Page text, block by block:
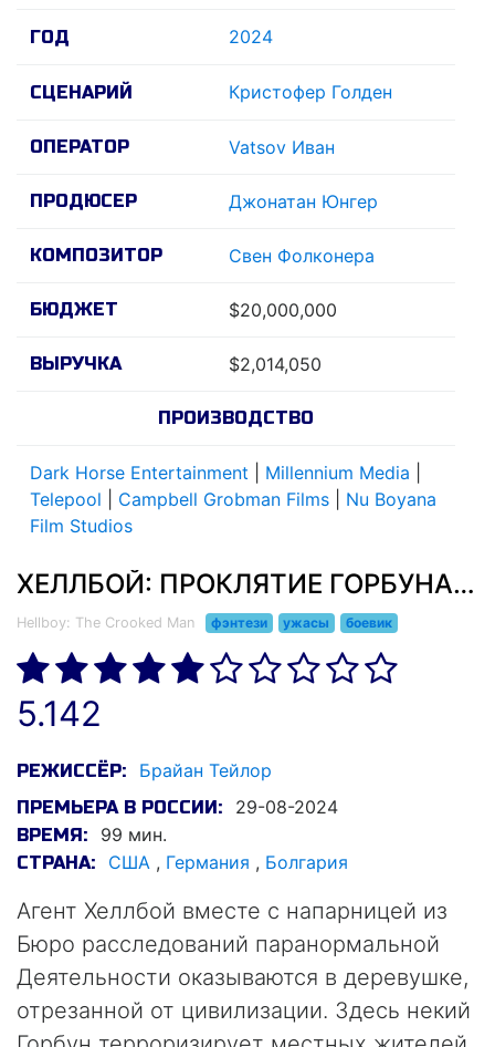
ГОД 2024
СЦЕНАРИЙ Кристофер Голден
ОПЕРАТОР Vatsov Иван
ПРОДЮСЕР Джонатан Юнгер
КОМПОЗИТОР Свен Фолконера
БЮДЖЕТ $20,000,000
ВЫРУЧКА $2,014,050
ПРОИЗВОДСТВО
Dark Horse Entertainment Millennium Media
Telepool
Campbell Grobman Films
Nu Boyana
Film Studios
ХЕЛЛБОЙ: ПРОКЛЯТИЕ ГОРБУНА (2024)
Hellboy: The Crooked Man фэнтези ужасы боевик
5.142
РЕЖИССЁР: Брайан Тейлор
ПРЕМЬЕРА В РОССИИ: 29-08-2024
ВРЕМЯ: 99 мин.
СТРАНА: США , Германия , Болгария
Агент Хеллбой вместе с напарницей из
Бюро расследований паранормальной
Деятельности оказываются в деревушке,
отрезанной от цивилизации. Здесь некий